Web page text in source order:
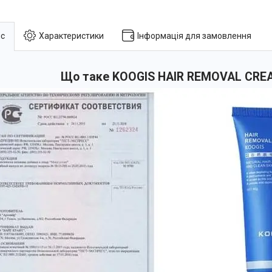
Характеристики Інформація для замовлення
Що таке KOOGIS HAIR REMOVAL